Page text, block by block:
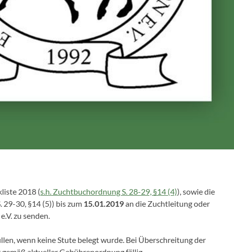
2018 (s.h. Zuchtbuchordnung S. 28-29, §14 (4)), sowie die
29-30, §14 (5)) bis zum 15.01.2019an die Zuchtleitung oder
zu senden.
wenn keine Stute belegt wurde. Bei Überschreitung der